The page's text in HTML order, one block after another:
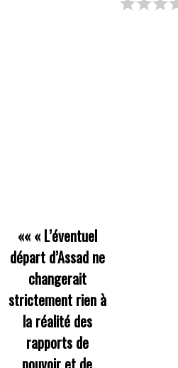
«« « L’éventuel
départ d’Assad ne
changerait
strictement rien à
la réalité des
rapports de
pouvoir et de